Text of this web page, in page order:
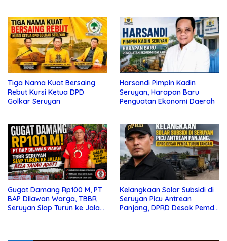
Tiga Nama Kuat Bersaing
Rebut Kursi Ketua DPD
Golkar Seruyan
Harsandi Pimpin Kadin
Seruyan, Harapan Baru
Penguatan Ekonomi Daerah
Gugat Damang Rp100 M, PT
BAP Dilawan Warga, TBBR
Seruyan Siap Turun ke Jalan
Kelangkaan Solar Subsidi di
Seruyan Picu Antrean
Panjang, DPRD Desak Pemda